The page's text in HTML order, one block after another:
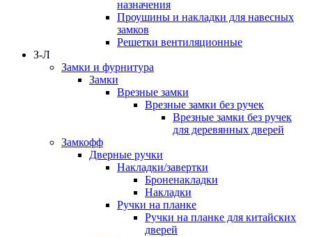
назначения
Проушины и накладки для навесных
замков
Решетки вентиляционные
З-Л
Замки и фурнитура
Замки
Врезные замки
Врезные замки без ручек
Врезные замки без ручек
для деревянных дверей
Замкофф
Дверные ручки
Накладки/завертки
Броненакладки
Накладки
Ручки на планке
Ручки на планке для китайских
дверей